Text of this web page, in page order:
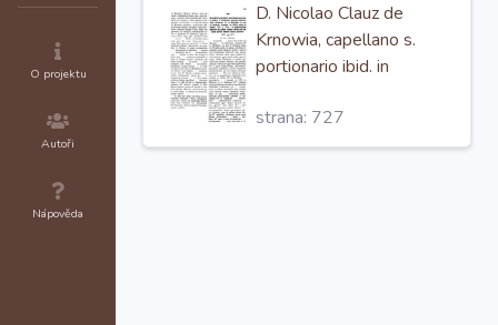
O projektu
Autoři
Nápověda
D. Nicolao Clauz de
Krnowia, capellano s.
portionario ibid. in
deputavit; unde
praefatus Conradus
strana: 727